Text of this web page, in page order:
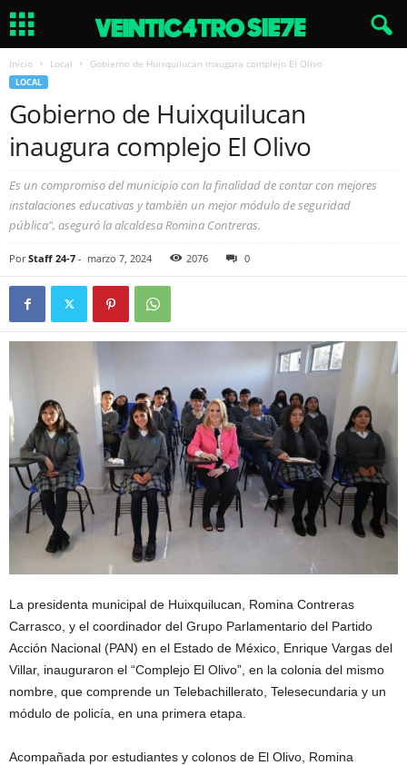
Inicio Local Gobierno de Huixquilucan inaugura complejo El Olivo
LOCAL
Gobierno de Huixquilucan
inaugura complejo El Olivo
Es un compromiso del municipio con la finalidad de contar con mejores
instalaciones educativas y también un mejor módulo de seguridad
pública", aseguró la alcaldesa Romina Contreras.
Por Staff 24-7 - marzo 7, 2024 2076 0
La presidenta municipal de Huixquilucan, Romina Contreras
Carrasco, y el coordinador del Grupo Parlamentario del Partido
Acción Nacional (PAN) en el Estado de México, Enrique Vargas del
Villar, inauguraron el “Complejo El Olivo”, en la colonia del mismo
nombre, que comprende un Telebachillerato, Telesecundaria y un
módulo de policía, en una primera etapa.
Acompañada por estudiantes y colonos de El Olivo, Romina